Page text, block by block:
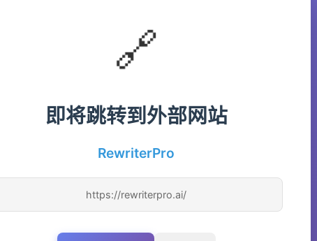
🔗
即将跳转到外部网站
RewriterPro
https://rewriterpro.ai/